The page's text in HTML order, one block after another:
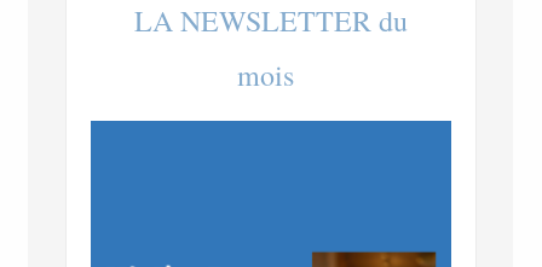
LA NEWSLETTER du
mois